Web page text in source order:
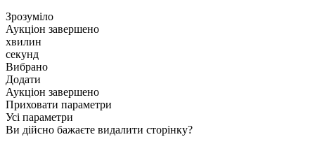
Зрозуміло
Аукціон завершено
хвилин
секунд
Вибрано
Додати
Аукціон завершено
Приховати параметри
Усі параметри
Ви дійсно бажаєте видалити сторінку?